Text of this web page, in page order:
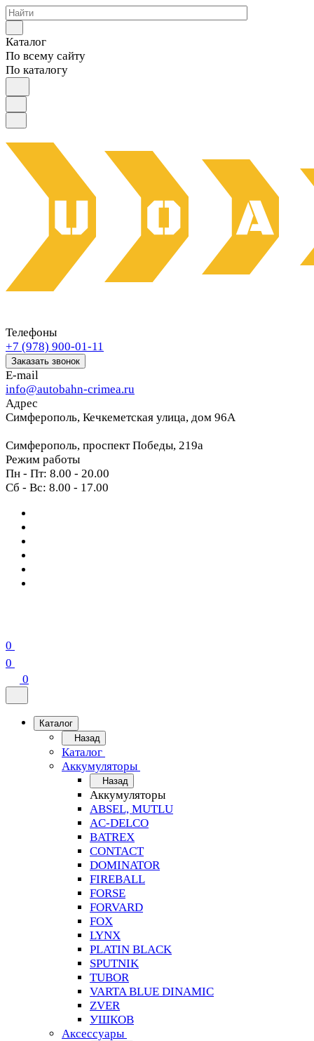
Каталог
По всему сайту
По каталогу
Телефоны
+7 (978) 900-01-11
Заказать звонок
E-mail
info@autobahn-crimea.ru
Адрес
Симферополь, Кечкеметская улица, дом 96А
Симферополь, проспект Победы, 219а
Режим работы
Пн - Пт: 8.00 - 20.00
Сб - Вс: 8.00 - 17.00
0
0
0
Каталог
Назад
Каталог
Аккумуляторы
Назад
Аккумуляторы
ABSEL, MUTLU
AC-DELCO
BATREX
CONTACT
DOMINATOR
FIREBALL
FORSE
FORVARD
FOX
LYNX
PLATIN BLACK
SPUTNIK
TUBOR
VARTA BLUE DINAMIC
ZVER
УШКОВ
Аксессуары